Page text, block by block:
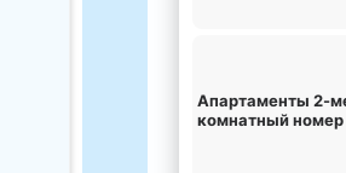
Апартаменты 2-
комнатный номер